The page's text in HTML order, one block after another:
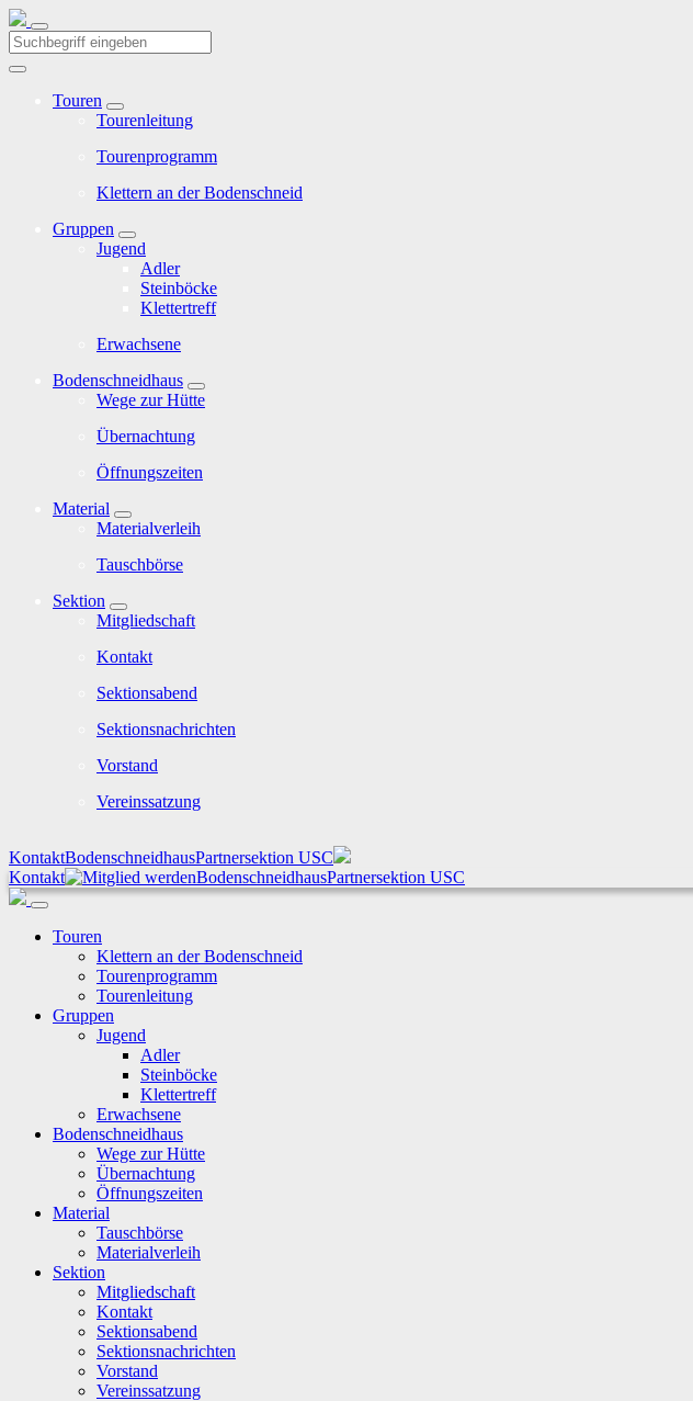
Touren
Tourenleitung
Tourenprogramm
Klettern an der Bodenschneid
Gruppen
Jugend
Adler
Steinböcke
Klettertreff
Erwachsene
Bodenschneidhaus
Wege zur Hütte
Übernachtung
Öffnungszeiten
Material
Materialverleih
Tauschbörse
Sektion
Mitgliedschaft
Kontakt
Sektionsabend
Sektionsnachrichten
Vorstand
Vereinssatzung
KontaktBodenschneidhausPartnersektion USC
Kontakt
BodenschneidhausPartnersektion USC
Touren
Klettern an der Bodenschneid
Tourenprogramm
Tourenleitung
Gruppen
Jugend
Adler
Steinböcke
Klettertreff
Erwachsene
Bodenschneidhaus
Wege zur Hütte
Übernachtung
Öffnungszeiten
Material
Tauschbörse
Materialverleih
Sektion
Mitgliedschaft
Kontakt
Sektionsabend
Sektionsnachrichten
Vorstand
Vereinssatzung